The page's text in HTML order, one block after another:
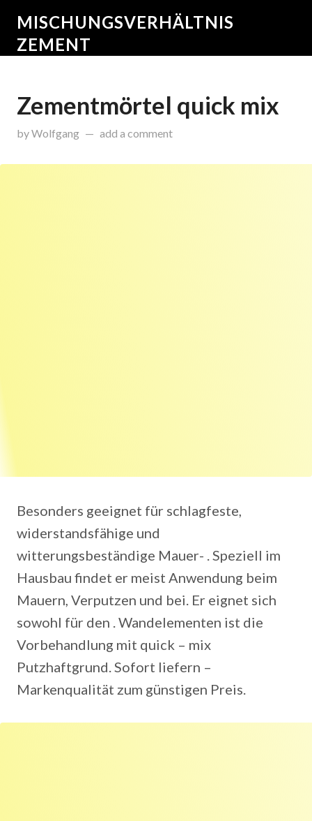
MISCHUNGSVERHÄLTNIS
ZEMENT
Zementmörtel quick mix
byWolfgang onOktober 27, 2015
add a comment
Besonders geeignet für schlagfeste,
widerstandsfähige und
witterungsbeständige Mauer- . Speziell im
Hausbau findet er meist Anwendung beim
Mauern, Verputzen und bei. Er eignet sich
sowohl für den . Wandelementen ist die
Vorbehandlung mit quick – mix
Putzhaftgrund. Sofort liefern –
Markenqualität zum günstigen Preis.